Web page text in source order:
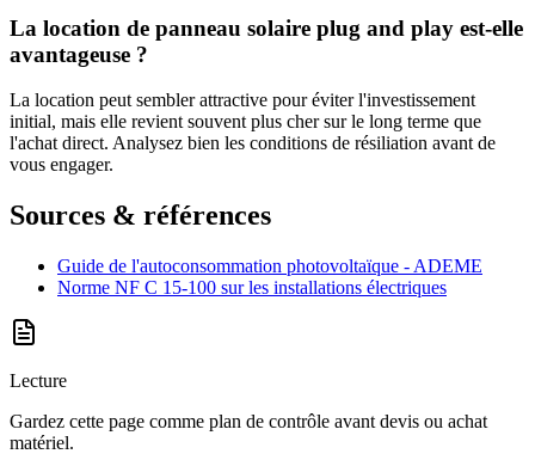
La location de panneau solaire plug and play est-elle
avantageuse ?
La location peut sembler attractive pour éviter l'investissement
initial, mais elle revient souvent plus cher sur le long terme que
l'achat direct. Analysez bien les conditions de résiliation avant de
vous engager.
Sources & références
Guide de l'autoconsommation photovoltaïque - ADEME
Norme NF C 15-100 sur les installations électriques
Lecture
Gardez cette page comme plan de contrôle avant devis ou achat
matériel.